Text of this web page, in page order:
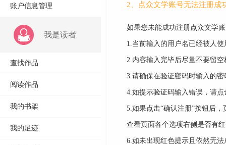
账户信息管理
我是读者
查找作品
阅读作品
我的书架
我的足迹
2、点众文学账号无法注册成
如果您未能成功注册点众文学
1.当前输入的用户名已经被人
2.内容输入完毕后尽量不要留空
3.请确保在验证密码时输入的
4.如提示验证码输入错误，请
5.如果点击“确认注册”按钮后
查看页面各个选项右侧是否有
6.如未出现红色提示且依然无